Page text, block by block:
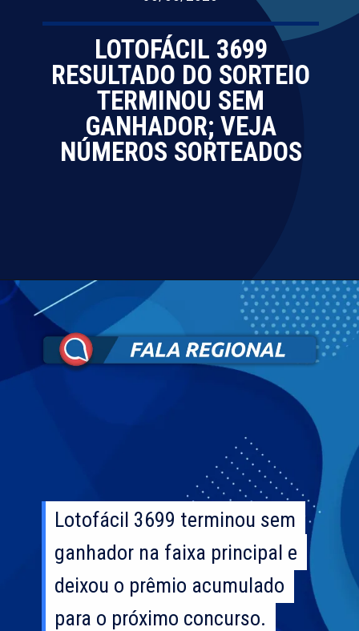
LOTOFÁCIL 3699
RESULTADO DO SORTEIO
TERMINOU SEM
GANHADOR; VEJA
NÚMEROS SORTEADOS
Lotofácil 3699 terminou sem
ganhador na faixa principal e
deixou o prêmio acumulado
para o próximo concurso.
Lotofácil 3699 terminou sem
ganhador na faixa principal e
deixou o prêmio acumulado
para o próximo concurso.